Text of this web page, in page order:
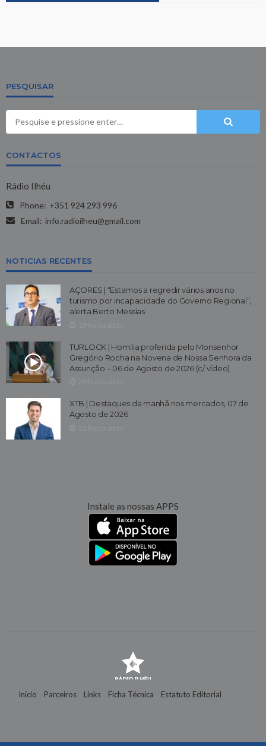
PESQUISAR
CONTACTOS
Rádio Ilhéu
Phone: +351 924 293 996
Email: info.radioilheu@gmail.com
NOTICIAS RECENTES
AÇORES | “Estamos a regredir vários anos no
turismo por incapacidade do Governo Regional”,
alerta Berto Messias
TURLOCK | Homilia proferida pelo Monsenhor
Gregório Rocha na Novena de Nossa Senhora da
Assunção – 06 de Agosto de 2026 (c/ vídeo)
XTB | Destaques da manhã nos mercados, 07 de
Agosto de 2026
Instale as nossas APPS
Início Parceiros Links Ficha Técnica Estatuto Editorial